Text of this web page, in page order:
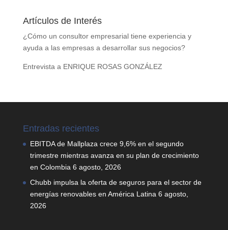
Artículos de Interés
¿Cómo un consultor empresarial tiene experiencia y
ayuda a las empresas a desarrollar sus negocios?
Entrevista a ENRIQUE ROSAS GONZÁLEZ
Entradas recientes
EBITDA de Mallplaza crece 9,6% en el segundo
trimestre mientras avanza en su plan de crecimiento
en Colombia 6 agosto, 2026
Chubb impulsa la oferta de seguros para el sector de
energías renovables en América Latina 6 agosto,
2026